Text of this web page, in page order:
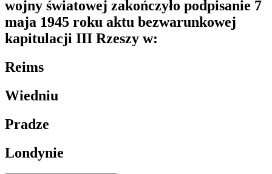
wojny światowej zakończyło podpisanie 7
maja 1945 roku aktu bezwarunkowej
kapitulacji III Rzeszy w:
Reims
Wiedniu
Pradze
Londynie